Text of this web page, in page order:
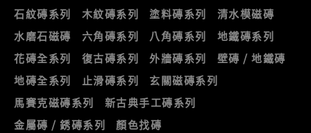
石紋磚系列
木紋磚系列 塗料磚系列
清水模磁磚
水磨石磁磚
六角磚系列 八角磚系列
地鐵磚系列
花磚全系列
復古磚系列 外牆磚系列
壁磚 / 地鐵磚
地磚全系列
止滑磚系列
玄關磁磚系列
馬賽克磁磚系列
新古典手工磚系列
金屬磚 / 銹磚系列
顏色找磚